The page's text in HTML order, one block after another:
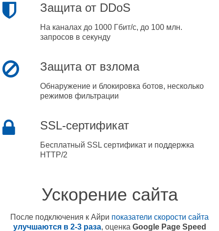
Защита от DDoS
На каналах до 1000 Гбит/с, до 100 млн.
запросов в секунду
Защита от взлома
Обнаружение и блокировка ботов, несколько
режимов фильтрации
SSL-сертификат
Бесплатный SSL сертификат и поддержка
HTTP/2
Ускорение сайта
После подключения к Айри показатели скорости сайта
улучшаются в 2-3 раза, оценка Google Page Speed